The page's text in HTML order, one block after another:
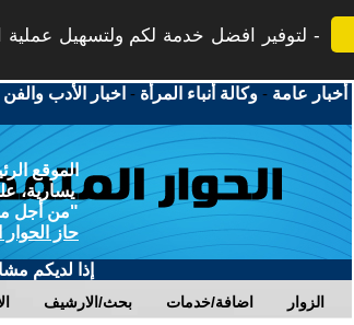
لتوفير افضل خدمة لكم ولتسهيل عملية
أخبار عامة -وكالة أنباء المرأة - اخبار الأدب والفن
الموقع
يسارية،
"من أجل
حاز
إذا لديكم
بحث/الارشيف اضافة/خدمات الزوار